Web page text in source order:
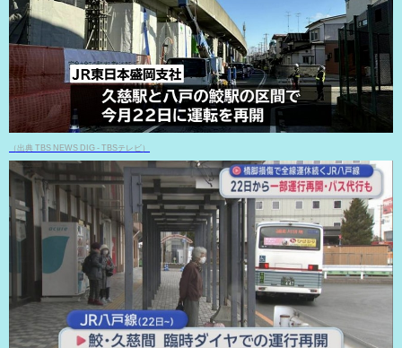
（出典 TBS NEWS DIG - TBSテレビ）